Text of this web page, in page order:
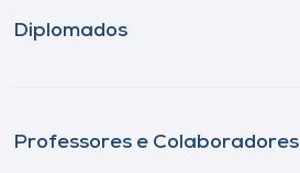
Diplomados
Professores e Colaboradores